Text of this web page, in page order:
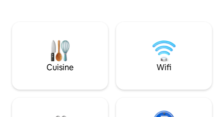
Les voyageurs seront accueillis avec du
fromage, des biscuits, du vin – rouge,
blanc et mousseux, du pain, du lait, des
fraîchement pondus par nos poules en
liberté – Maggie, Beer & Oprah et tout le
couchers de
magnifiques
cornes, Jimmy et
vous dans la
pendant les mois
Cuisine Wifi